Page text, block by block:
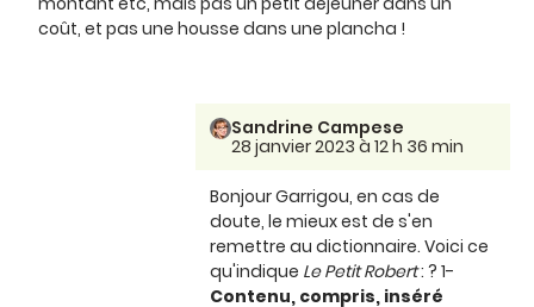
coût, et pas une housse dans une plancha !
Sandrine Campese
28 janvier 2023 à 12 h 36 min
Bonjour Garrigou, en cas de
doute, le mieux est de s'en
remettre au dictionnaire. Voici ce
qu'indique Le Petit Robert: ? 1-
Contenu, compris, inséré